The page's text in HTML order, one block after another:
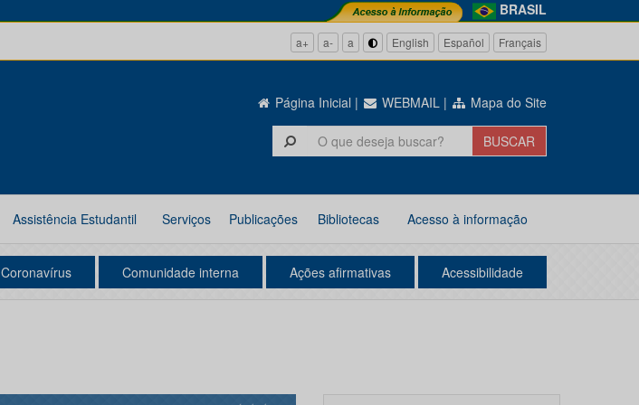
BRASIL
a+ a- a English Español Français
Página Inicial | WEBMAIL | Mapa do Site
Assistência Estudantil Serviços Publicações Bibliotecas Acesso à informação
Coronavírus Comunidade interna Ações afirmativas Acessibilidade